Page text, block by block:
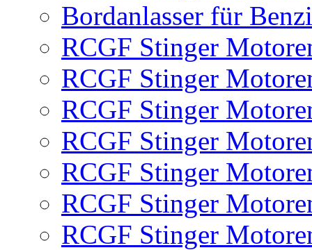
Bordanlasser für
RCGF Stinger
RCGF Stinger
RCGF Stinger
RCGF Stinger
RCGF Stinger
RCGF Stinger
RCGF Stinger